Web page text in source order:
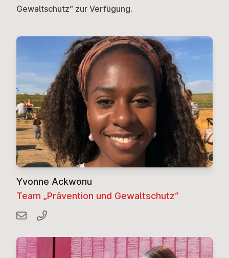
Gewaltschutz“ zur Verfügung.
Yvonne Ackwonu
Team „Prävention und Gewaltschutz“